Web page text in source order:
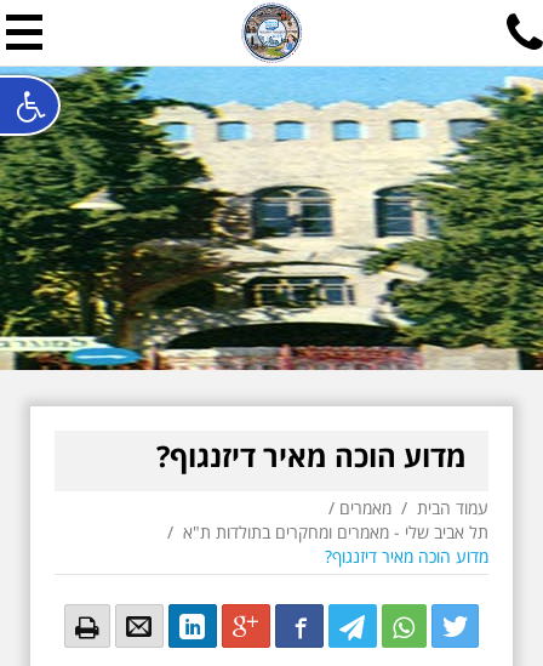
תל אביב שלי
תיור ישראלי בעריכת אילן
האתר המרכזי להיסטוריה של תל אביב ותולדות ארץ ישראל -
חייגו עכשיו:052-7747748
שלחו פנייה:ilan@mytelaviv.co.il
English עברית צור קשר
מדוע הוכה מאיר דיזנגוף?
עמוד הבית / מאמרים /
תל אביב שלי - מאמרים ומחקרים בתולדות ת"א /
מדוע הוכה מאיר דיזנגוף?
Twitter
Twitter
Twitter
Facebook
Google+
LinkedIn
Email
Email